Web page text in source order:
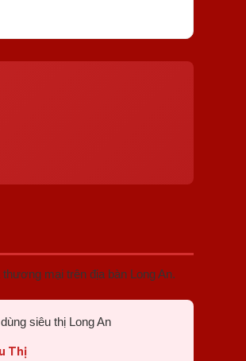
mại trên địa bàn Long An.
Thị